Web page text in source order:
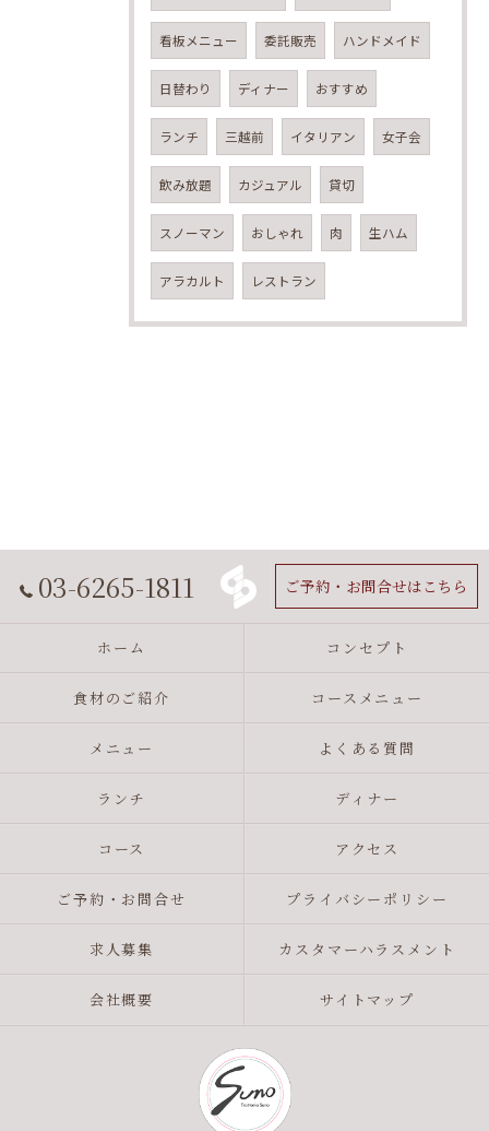
看板メニュー 委託販売 ハンドメイド
日替わり ディナー おすすめ
ランチ 三越前 イタリアン 女子会
飲み放題 カジュアル 貸切
スノーマン おしゃれ 肉 生ハム
アラカルト レストラン
03-6265-1811 ご予約・お問合せはこちら
ホーム コンセプト
食材のご紹介 コースメニュー
メニュー よくある質問
ランチ ディナー
コース アクセス
ご予約・お問合せ プライバシーポリシー
求人募集 カスタマーハラスメント
会社概要 サイトマップ